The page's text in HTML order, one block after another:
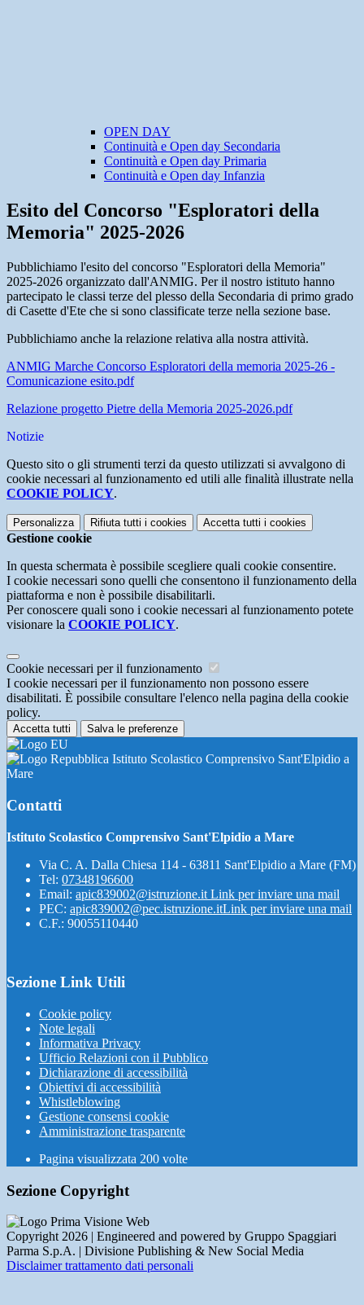
OPEN DAY
Continuità e Open day Secondaria
Continuità e Open day Primaria
Continuità e Open day Infanzia
Esito del Concorso "Esploratori della
Memoria" 2025-2026
Pubblichiamo l'esito del concorso "Esploratori della Memoria"
2025-2026 organizzato dall'ANMIG. Per il nostro istituto hanno
partecipato le classi terze del plesso della Secondaria di primo grado
di Casette d'Ete che si sono classificate terze nella sezione base.
Pubblichiamo anche la relazione relativa alla nostra attività.
ANMIG Marche Concorso Esploratori della memoria 2025-26 -
Comunicazione esito.pdf
Relazione progetto Pietre della Memoria 2025-2026.pdf
Notizie
Questo sito o gli strumenti terzi da questo utilizzati si avvalgono di
cookie necessari al funzionamento ed utili alle finalità illustrate nella
COOKIE POLICY.
Personalizza Rifiuta tutti i cookies Accetta tutti i cookies
Gestione cookie
In questa schermata è possibile scegliere quali cookie consentire.
I cookie necessari sono quelli che consentono il funzionamento della
piattaforma e non è possibile disabilitarli.
Per conoscere quali sono i cookie necessari al funzionamento potete
visionare la COOKIE POLICY.
Cookie necessari per il funzionamento
I cookie necessari per il funzionamento non possono essere
disabilitati. È possibile consultare l'elenco nella pagina della cookie
policy.
Accetta tutti Salva le preferenze
Istituto Scolastico Comprensivo Sant'Elpidio a
Mare
Contatti
Istituto Scolastico Comprensivo Sant'Elpidio a Mare
Via C. A. Dalla Chiesa 114 - 63811 Sant'Elpidio a Mare (FM)
Tel: 07348196600
Email: apic839002@istruzione.it Link per inviare una mail
PEC: apic839002@pec.istruzione.itLink per inviare una mail
C.F.: 90055110440
Sezione Link Utili
Cookie policy
Note legali
Informativa Privacy
Ufficio Relazioni con il Pubblico
Dichiarazione di accessibilità
Obiettivi di accessibilità
Whistleblowing
Gestione consensi cookie
Amministrazione trasparente
Pagina visualizzata 200 volte
Sezione Copyright
Copyright 2026 | Engineered and powered by Gruppo Spaggiari
Parma S.p.A. | Divisione Publishing & New Social Media
Disclaimer trattamento dati personali